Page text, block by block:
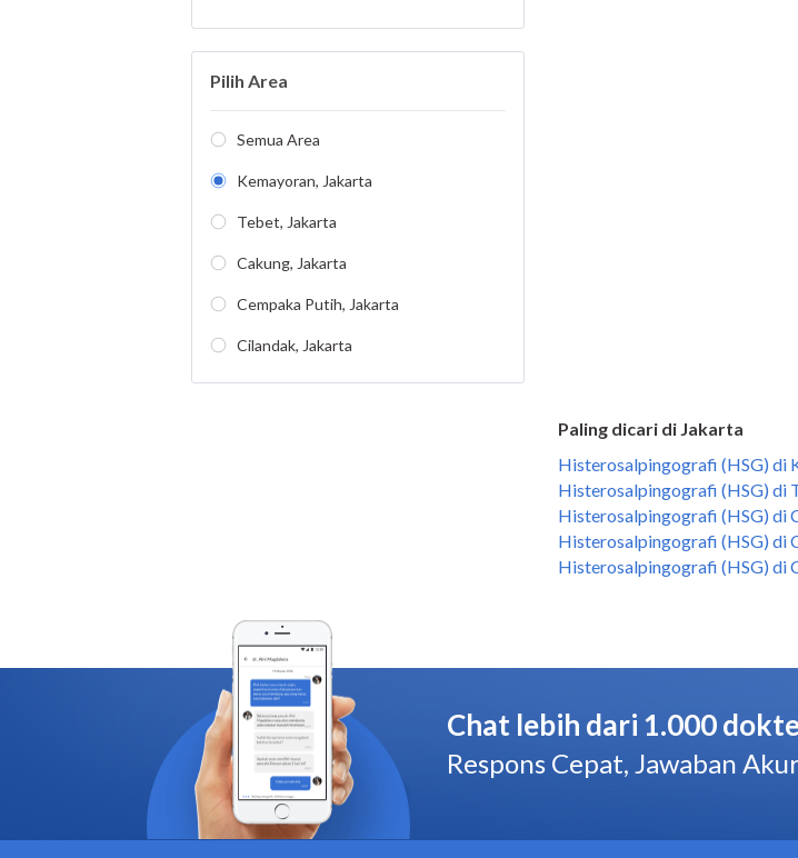
Paling dicari di Jakarta
Histerosalpingografi (HSG) di
Histerosalpingografi (HSG) di
Histerosalpingografi (HSG) di
Histerosalpingografi (HSG) di
Histerosalpingografi (HSG) di